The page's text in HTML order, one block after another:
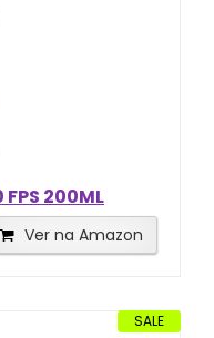
FPS 200ML
Ver na Amazon
SALE